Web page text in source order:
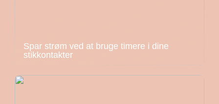
Spar strøm ved at bruge timere i dine
stikkontakter